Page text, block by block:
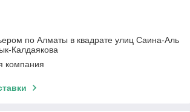
по Алматы в квадрате улиц Саина-Аль
Калдаякова
компания